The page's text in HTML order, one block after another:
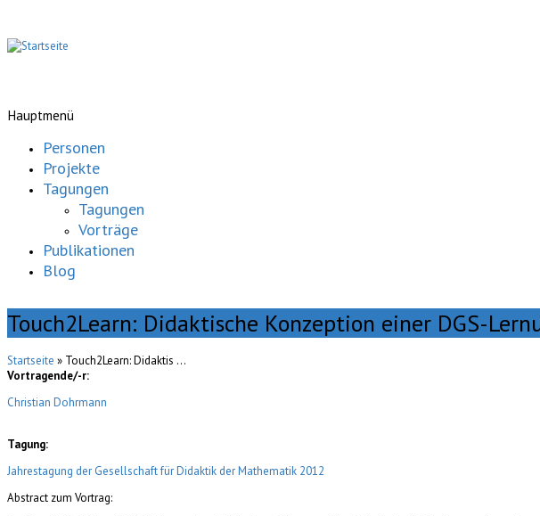
Hauptmenü
Personen
Projekte
Tagungen
Tagungen
Vorträge
Publikationen
Blog
Touch2Learn: Didaktische Konzeption einer DGS-
Startseite » Touch2Learn: Didaktis ...
Vortragende/-r:
Christian Dohrmann
Tagung:
Jahrestagung der Gesellschaft für Didaktik der Mathematik 2012
Abstract zum Vortrag: